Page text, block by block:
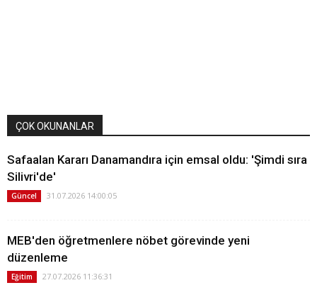
ÇOK OKUNANLAR
Safaalan Kararı Danamandıra için emsal oldu: 'Şimdi sıra
Silivri'de'
Güncel 31.07.2026 14:00:05
MEB'den öğretmenlere nöbet görevinde yeni
düzenleme
Eğitim 27.07.2026 11:36:31